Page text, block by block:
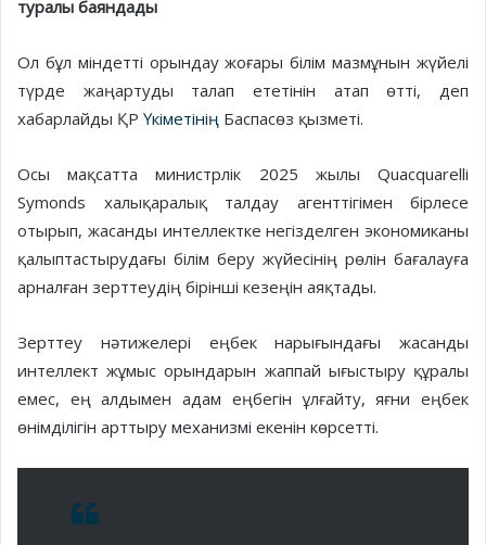
туралы баяндады
Ол бұл міндетті орындау жоғары білім мазмұнын жүйелі
түрде жаңартуды талап ететінін атап өтті, деп
хабарлайды ҚР Үкіметінің Баспасөз қызметі.
Осы мақсатта министрлік 2025 жылы Quacquarelli
Symonds халықаралық талдау агенттігімен бірлесе
отырып, жасанды интеллектке негізделген экономиканы
қалыптастырудағы білім беру жүйесінің рөлін бағалауға
арналған зерттеудің бірінші кезеңін аяқтады.
Зерттеу нәтижелері еңбек нарығындағы жасанды
интеллект жұмыс орындарын жаппай ығыстыру құралы
емес, ең алдымен адам еңбегін ұлғайту, яғни еңбек
өнімділігін арттыру механизмі екенін көрсетті.